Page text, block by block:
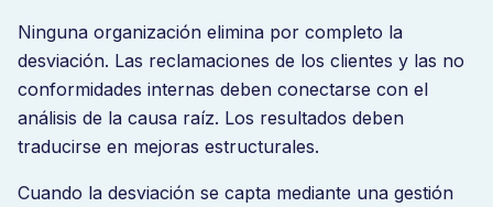
El riesgo de calidad se fragmenta entre
departamentos. La mayoría de los fallos de calidad no
se originan en la producción. Se originan en una
gobernanza desconectada.
Ninguna organización elimina por completo la
desviación. Las reclamaciones de los clientes y las no
conformidades internas deben conectarse con el
análisis de la causa raíz. Los resultados deben
traducirse en mejoras estructurales.
Cuando la desviación se capta mediante una gestión